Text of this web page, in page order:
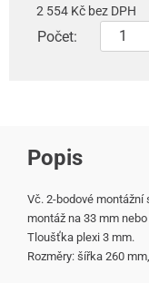
2 554 Kč bez DPH
Počet:
Popis
Vč. 2-bodové montážní
montáž na 33 mm
Tloušťka plexi 3 mm.
Rozměry: šířka 260